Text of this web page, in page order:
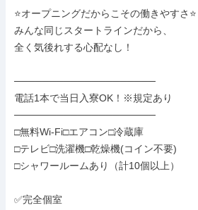
⭐オープニングだからこその働きやすさ⭐
みんな同じスタートラインだから、
全く気後れする心配なし！
────────────────────
電話1本で当日入寮OK！※規定あり
────────────────────
□無料Wi-Fi□エアコン□冷蔵庫
□テレビ□洗濯機□乾燥機(コイン不要)
□シャワールームあり（計10個以上）
✅完全個室